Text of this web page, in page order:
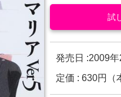
発売日 :2009年
定価 : 630円（
試